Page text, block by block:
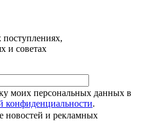
и советах
моих персональных данных в
конфиденциальности.
новостей и рекламных